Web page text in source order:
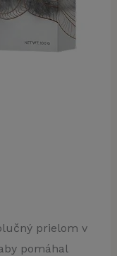
prielom v
pomáhal